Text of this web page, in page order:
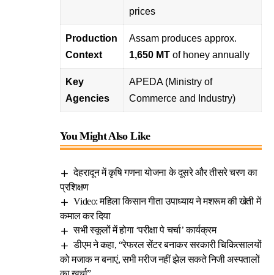
prices
Production
Context
Assam produces approx.
1,650 MT of honey annually
Key
Agencies
APEDA (Ministry of
Commerce and Industry)
You Might Also Like
देहरादून में कृषि गणना योजना के दूसरे और तीसरे चरण का
प्रशिक्षण
Video: महिला किसान गीता उपाध्याय ने मशरूम की खेती में
कमाल कर दिया
सभी स्कूलों में होगा ‘परीक्षा पे चर्चा’ कार्यक्रम
डीएम ने कहा, “रेफरल सेंटर बनाकर सरकारी चिकित्सालयों
को मजाक न बनाएं, सभी मरीज नहीं झेल सकते निजी अस्पतालों